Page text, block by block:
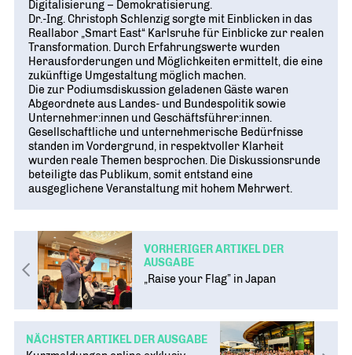
Digitalisierung – Demokratisierung.
Dr.-Ing. Christoph Schlenzig sorgte mit Einblicken in das
Reallabor „Smart East“ Karlsruhe für Einblicke zur realen
Transformation. Durch Erfahrungswerte wurden
Herausforderungen und Möglichkeiten ermittelt, die eine
zukünftige Umgestaltung möglich machen.
Die zur Podiumsdiskussion geladenen Gäste waren
Abgeordnete aus Landes- und Bundespolitik sowie
Unternehmer:innen und Geschäftsführer:innen.
Gesellschaftliche und unternehmerische Bedürfnisse
standen im Vordergrund, in respektvoller Klarheit
wurden reale Themen besprochen. Die Diskussionsrunde
beteiligte das Publikum, somit entstand eine
ausgeglichene Veranstaltung mit hohem Mehrwert.
VORHERIGER ARTIKEL DER
AUSGABE
„Raise your Flag” in Japan
NÄCHSTER ARTIKEL DER AUSGABE